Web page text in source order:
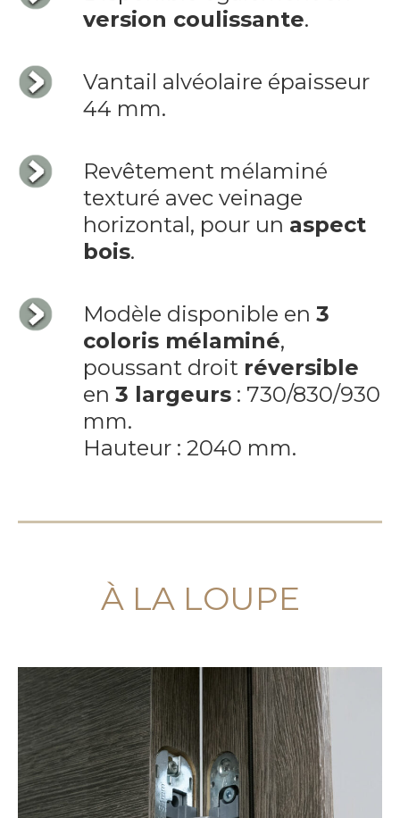
version coulissante.
Vantail alvéolaire épaisseur
44 mm.
Revêtement mélaminé
texturé avec veinage
horizontal, pour un aspect
bois.
Modèle disponible en 3
coloris mélaminé,
poussant droit réversible
en 3 largeurs: 730/830/930
mm.
Hauteur : 2040 mm.
À LA LOUPE